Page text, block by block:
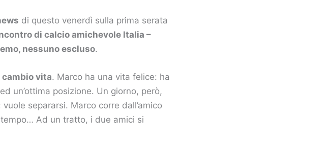
di questo venerdì sulla prima serata
di calcio amichevole Italia –
nessuno escluso.
cambio vita. Marco ha una vita felice: ha
un’ottima posizione. Un giorno, però,
separarsi. Marco corre dall’amico
Ad un tratto, i due amici si